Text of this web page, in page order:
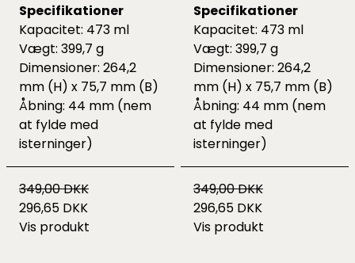
Specifikationer
Kapacitet: 473 ml
Vægt: 399,7 g
Dimensioner: 264,2
mm (H) x 75,7 mm (B)
Åbning: 44 mm (nem
at fylde med
isterninger)
349,00 DKK
296,65 DKK
Vis produkt
Specifikationer
Kapacitet: 473 ml
Vægt: 399,7 g
Dimensioner: 264,2
mm (H) x 75,7 mm (B)
Åbning: 44 mm (nem
at fylde med
isterninger)
349,00 DKK
296,65 DKK
Vis produkt